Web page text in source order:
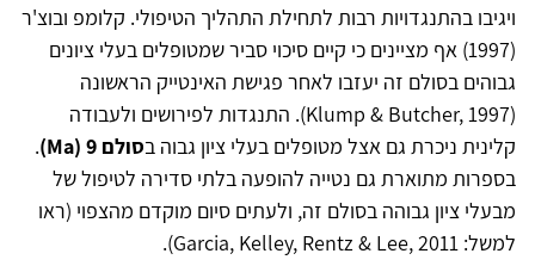
ויגיבו בהתנגדויות רבות לתחילת התהליך הטיפולי. קלומפ ובוצ'ר
(1997) אף מציינים כי קיים סיכוי סביר שמטופלים בעלי ציונים
גבוהים בסולם זה יעזבו לאחר פגישת האינטייק הראשונה
(Klump & Butcher, 1997). התנגדות לפירושים ולעבודה
קלינית ניכרת גם אצל מטופלים בעלי ציון גבוה בסולם 9 (Ma)
.
בספרות מתוארת גם נטייה להופעה בלתי סדירה לטיפול של
מבעלי ציון גבוהה בסולם זה, ולעתים סיום מוקדם מהצפוי (ראו
למשל: Garcia, Kelley, Rentz & Lee, 2011).